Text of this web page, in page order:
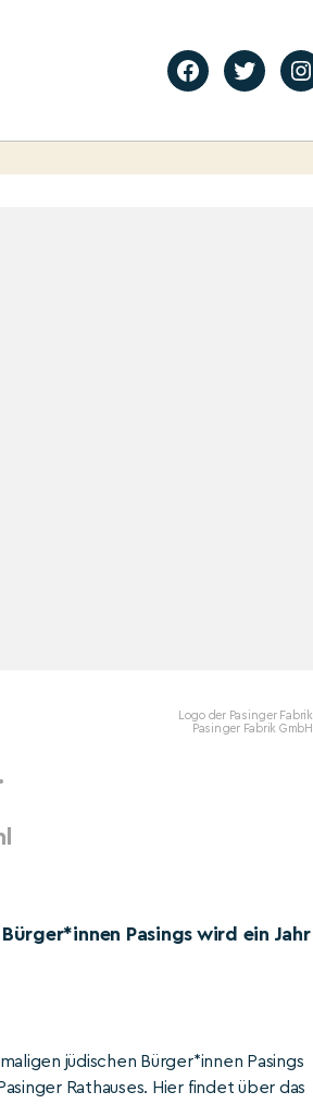
Logo der Pasinger Fabrik
Pasinger Fabrik GmbH
Pasings wird ein Jahr
jüdischen Bürger*innen Pasings
Rathauses. Hier findet über das